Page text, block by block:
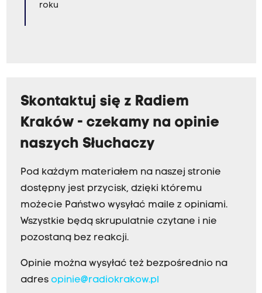
roku
Skontaktuj się z Radiem
Kraków - czekamy na opinie
naszych Słuchaczy
Pod każdym materiałem na naszej stronie
dostępny jest przycisk, dzięki któremu
możecie Państwo wysyłać maile z opiniami.
Wszystkie będą skrupulatnie czytane i nie
pozostaną bez reakcji.
Opinie można wysyłać też bezpośrednio na
adres opinie@radiokrakow.pl